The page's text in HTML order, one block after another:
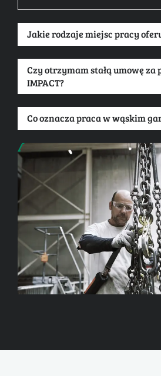
Jakie rodzaje miejsc pracy
Czy otrzymam stałą umowę
IMPACT?
Co oznacza praca w wąskim